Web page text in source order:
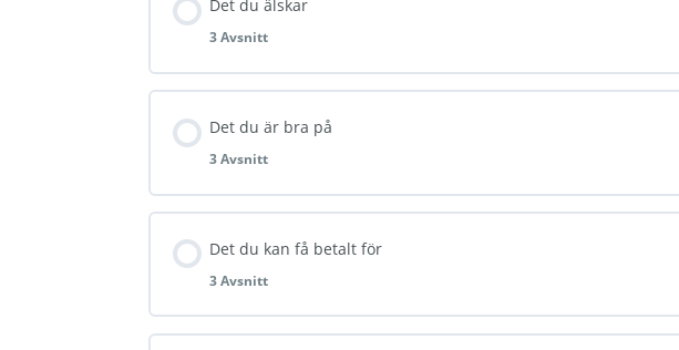
Ikigai + Yoga = Sant
Yinyoga grundpass
Yoga närvaro
Det du älskar
3 Avsnitt
Intro det du älskar
Det du är bra på
3 Avsnitt
Det du kan få betalt för
3 Avsnitt